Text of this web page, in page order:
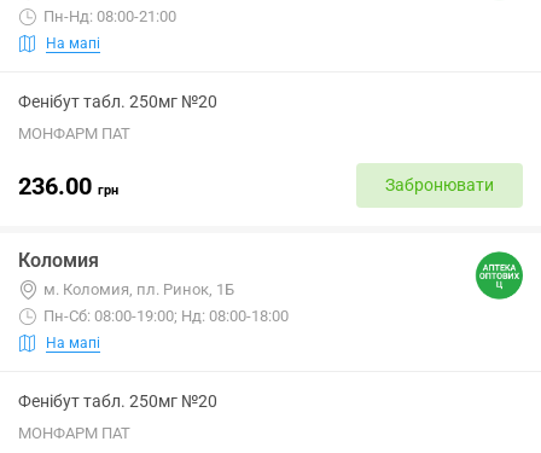
Пн-Нд: 08:00-21:00
На мапі
Фенібут табл. 250мг №20
МОНФАРМ ПАТ
236.00 грн Забронювати
Коломия
м. Коломия, пл. Ринок, 1Б
Пн-Сб: 08:00-19:00; Нд: 08:00-18:00
На мапі
Фенібут табл. 250мг №20
МОНФАРМ ПАТ